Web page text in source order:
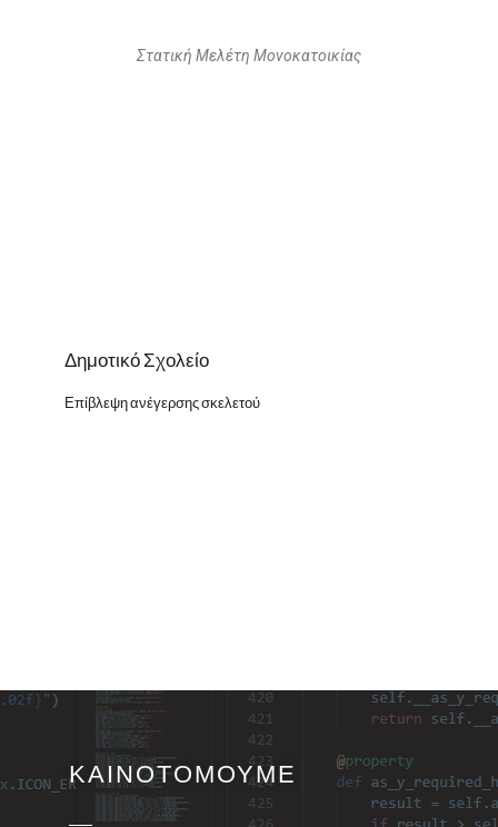
Στατική Μελέτη Μονοκατοικίας
Δημοτικό Σχολείο
Επίβλεψη ανέγερσης σκελετού
ΚΑΙΝΟΤΟΜΟΥΜΕ